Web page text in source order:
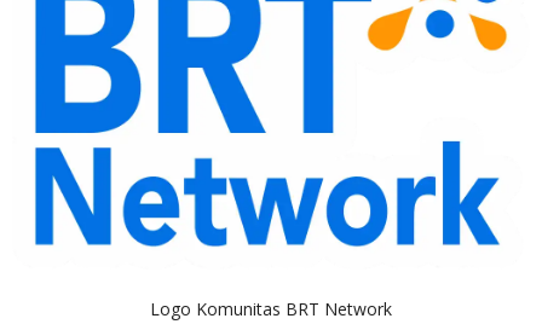
Logo Komunitas BRT Network